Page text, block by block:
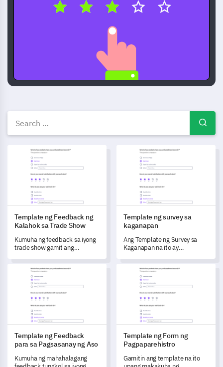
Libreng Survey templates —
Template ng Feedback ng Kalahok sa Trade Show
Template ng Feedback ng
Kalahok sa Trade Show
Kumuha ng feedback sa iyong
trade show gamit ang
ito.
Template ng survey sa
Template ng survey sa
kaganapan
Ang Template ng Survey sa
Kaganapan na ito ay
makakuha ng mahalagang
feedback at sukatin ang
kasiyahan ng mga kalahok sa
iba't ibang aspeto ng iyong
kaganapan.
Template ng Feedback para sa Pagsasanay ng Aso
Template ng Feedback
para sa Pagsasanay ng Aso
Kumuha ng mahahalagang
Template ng Form ng
Template ng Form ng
Pagpaparehistro
Gamitin ang template na ito